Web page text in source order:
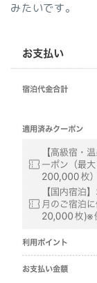
みたいです。